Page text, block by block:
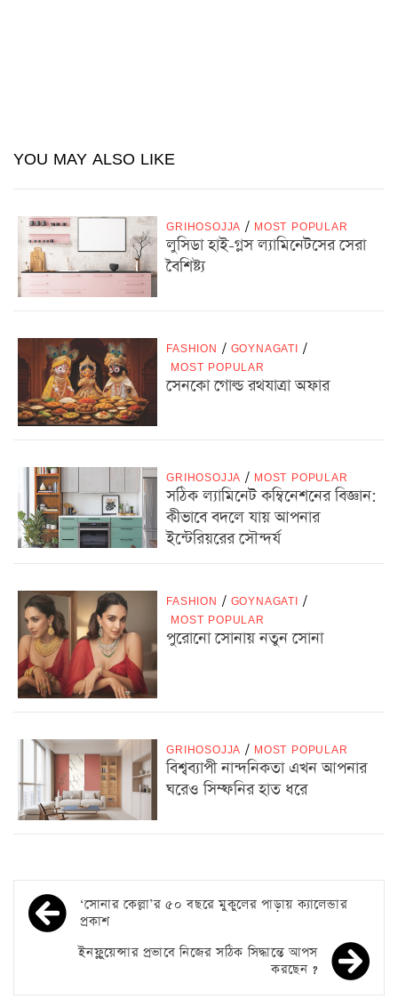
YOU MAY ALSO LIKE
GRIHOSOJJA / MOST POPULAR
লুসিডা হাই-গ্লস ল্যামিনেটসের সেরা
বৈশিষ্ট্য
FASHION / GOYNAGATI /
MOST POPULAR
সেনকো গোল্ড রথযাত্রা অফার
GRIHOSOJJA / MOST POPULAR
সঠিক ল্যামিনেট কম্বিনেশনের বিজ্ঞান:
কীভাবে বদলে যায় আপনার
ইন্টেরিয়রের সৌন্দর্য
FASHION / GOYNAGATI /
MOST POPULAR
পুরোনো সোনায় নতুন সোনা
GRIHOSOJJA / MOST POPULAR
বিশ্বব্যাপী নান্দনিকতা এখন আপনার
ঘরেও সিম্ফনির হাত ধরে
‘সোনার কেল্লা’র ৫০ বছরে মুকুলের পাড়ায় ক্যালেন্ডার
প্রকাশ
ইনফ্লুয়েন্সার প্রভাবে নিজের সঠিক সিদ্ধান্তে আপস
করছেন ?